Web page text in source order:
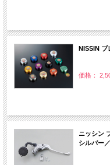
NISSIN
価格：
ニッシン
シルバー